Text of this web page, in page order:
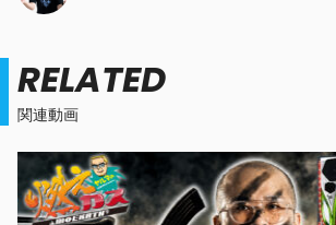
関連動画
RELATED